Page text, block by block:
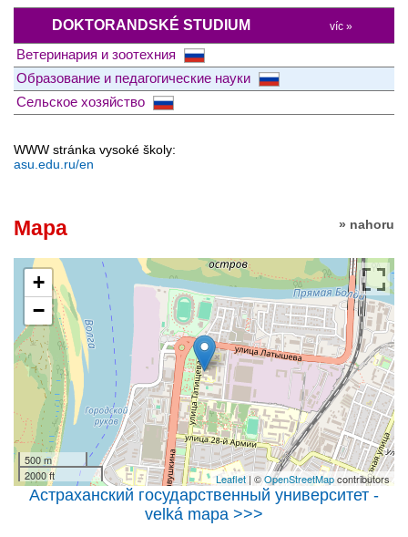
DOKTORANDSKÉ STUDIUM víc »
Ветеринария и зоотехния
Образование и педагогические науки
Сельское хозяйство
WWW stránka vysoké školy:
asu.edu.ru/en
» nahoru
Mapa
+
−
500 m
2000 ft
Leaflet | ©OpenStreetMapcontributors
Астраханский государственный университет -
velká mapa >>>